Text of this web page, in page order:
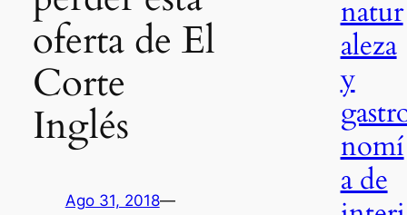
oferta de El
Corte
Inglés
Ago 31, 2018—
natur
aleza
y
nomí
a de